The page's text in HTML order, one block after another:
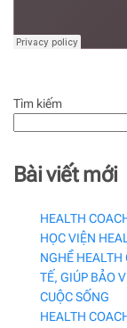
Tìm kiếm
Bài viết mới
HEALTH
HỌC VIỆN
NGHỀ HEALTH
TẾ, GIÚP BẢO
CUỘC SỐNG
HEALTH